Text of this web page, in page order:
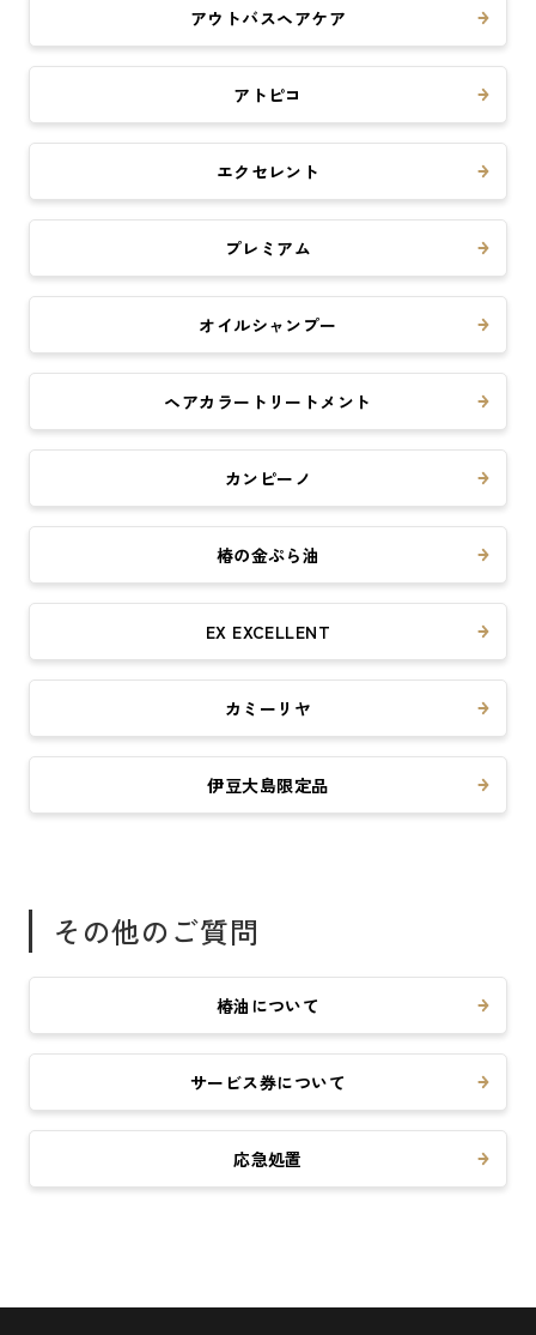
アウトバスヘアケア
アトピコ
エクセレント
プレミアム
オイルシャンプー
ヘアカラートリートメント
カンピーノ
椿の金ぷら油
EX EXCELLENT
カミーリヤ
伊豆大島限定品
その他のご質問
椿油について
サービス券について
応急処置